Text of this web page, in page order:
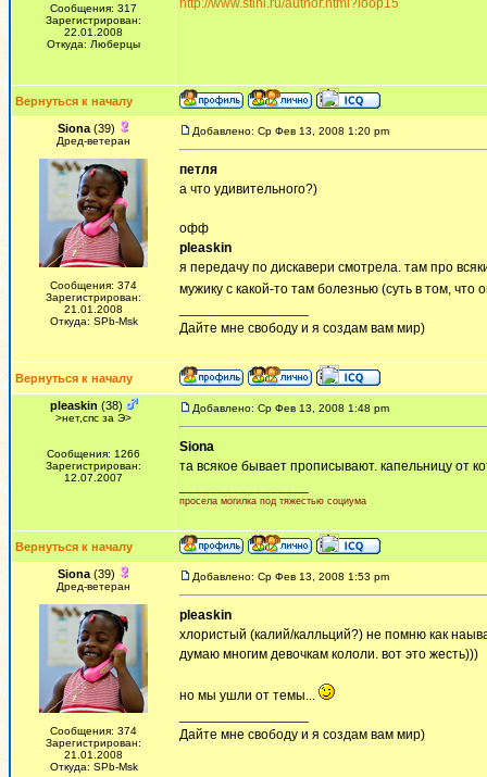
Сообщения: 317
Зарегистрирован:
22.01.2008
Откуда: Люберцы
http://www.stihi.ru/author.html?loop15
Вернуться к началу
Siona(39)
Дред-ветеран
Сообщения: 374
Зарегистрирован:
21.01.2008
Откуда: SPb-Msk
Добавлено: Ср Фев 13, 2008 1:20 pm
петля
а что удивительного?)
офф
pleaskin
я передачу по дискавери смотрела. там про
мужику с какой-то там болезнью (суть в том,
Дайте мне свободу и я создам вам мир)
Вернуться к началу
pleaskin (38)
>нет,спс за Э>
Сообщения: 1266
Зарегистрирован:
12.07.2007
Добавлено: Ср Фев 13, 2008 1:48 pm
Siona
та всякое бывает прописывают. капельницу от
просела могилка под тяжестью социума
Вернуться к началу
Siona(39)
Дред-ветеран
Сообщения: 374
Зарегистрирован:
21.01.2008
Откуда: SPb-Msk
Добавлено: Ср Фев 13, 2008 1:53 pm
pleaskin
хлористый (калий/калльций?) не помню как
думаю многим девочкам кололи. вот это жесть)))
но мы ушли от темы...
Дайте мне свободу и я создам вам мир)